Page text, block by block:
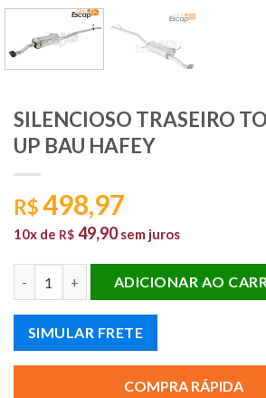
SILENCIOSO TRASEIRO
UP BAU HAFEY
R$498,97
10x de R$ 49,90 sem juros
ADICIONAR AO
SIMULAR FRETE
COMPRA RÁPIDA